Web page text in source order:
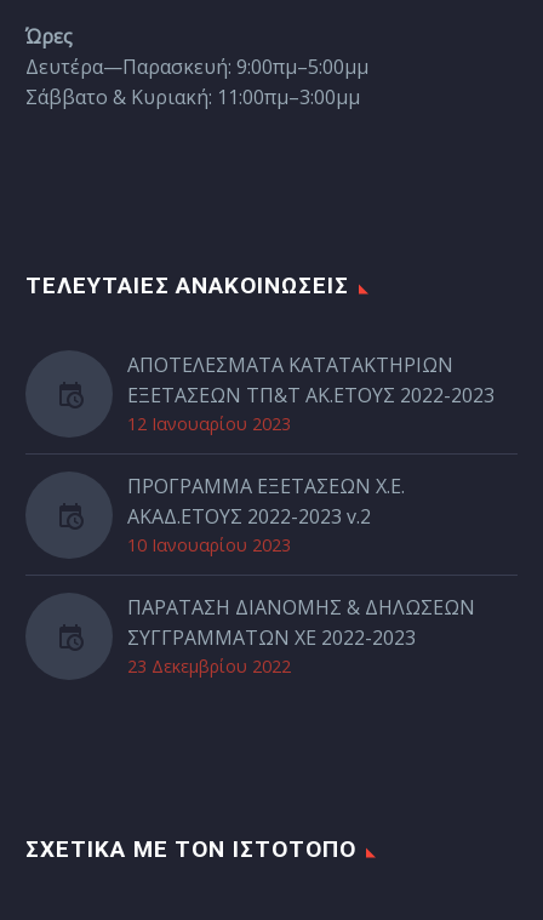
Ώρες
Δευτέρα—Παρασκευή: 9:00πμ–5:00μμ
Σάββατο & Κυριακή: 11:00πμ–3:00μμ
ΤΕΛΕΥΤΑΙΕΣ ΑΝΑΚΟΙΝΩΣΕΙΣ
ΑΠΟΤΕΛΕΣΜΑΤΑ ΚΑΤΑΤΑΚΤΗΡΙΩΝ
ΕΞΕΤΑΣΕΩΝ ΤΠ&Τ ΑΚ.ΕΤΟΥΣ 2022-2023
12 Ιανουαρίου 2023
ΠΡΟΓΡΑΜΜΑ ΕΞΕΤΑΣΕΩΝ Χ.Ε.
ΑΚΑΔ.ΕΤΟΥΣ 2022-2023 v.2
10 Ιανουαρίου 2023
ΠΑΡΑΤΑΣΗ ΔΙΑΝΟΜΗΣ & ΔΗΛΩΣΕΩΝ
ΣΥΓΓΡΑΜΜΑΤΩΝ ΧΕ 2022-2023
23 Δεκεμβρίου 2022
ΣΧΕΤΙΚΆ ΜΕ ΤΟΝ ΙΣΤΌΤΟΠΟ